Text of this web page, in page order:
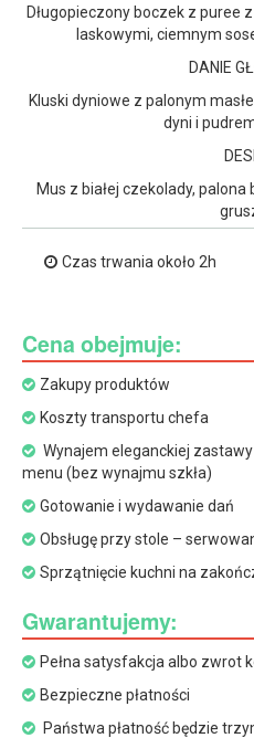
Długopieczony boczek z puree
laskowymi, ciemnym
DANIE
Kluski dyniowe z palonym
dyni i
Mus z białej czekolady,
Czas trwania około 2h
Cena obejmuje:
Zakupy produktów
Koszty transportu chefa
Wynajem eleganckiej
menu (bez wynajmu szkła)
Gotowanie i wydawanie dań
Obsługę przy stole –
Sprzątnięcie kuchni na
Gwarantujemy:
Pełna satysfakcja albo zwrot
Bezpieczne płatności
Państwa płatność będzie